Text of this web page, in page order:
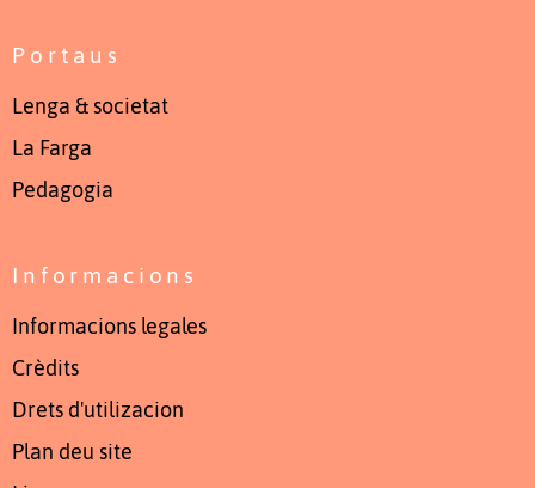
Portaus
Lenga & societat
La Farga
Pedagogia
Informacions
Informacions legales
Crèdits
Drets d'utilizacion
Plan deu site